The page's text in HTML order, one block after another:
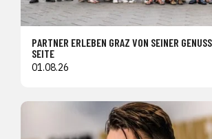
PARTNER ERLEBEN GRAZ VON SEINER
SEITE
01.08.26